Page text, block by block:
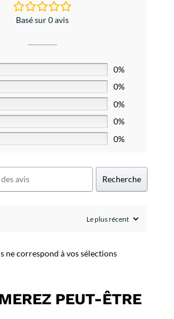
Basé sur 0 avis
0%
0%
0%
0%
0%
Recherche
ne correspond à vos sélections
PEUT-ÊTRE